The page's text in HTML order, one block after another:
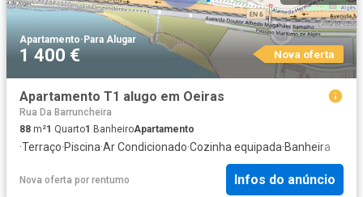
Apartamento· Para Alugar
1 400 € Nova oferta
Apartamento T1 alugo em Oeiras
Rua Da Barruncheira
88 m²1 Quarto1 BanheiroApartamento
·Terraço·Piscina·Ar Condicionado·Cozinha equipada·Banheira
Nova oferta por rentumo Infos do anúncio